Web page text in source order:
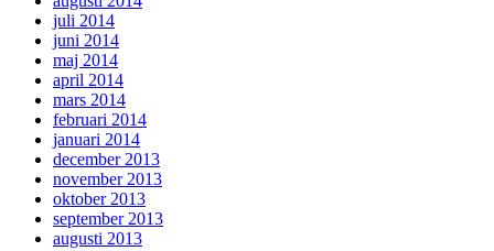
juli 2014
juni 2014
maj 2014
april 2014
mars 2014
februari 2014
januari 2014
december 2013
november 2013
oktober 2013
september 2013
augusti 2013